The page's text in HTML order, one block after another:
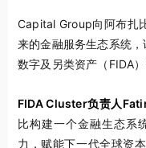
Capital Group向阿布扎
来的金融服务生态系统，
数字及另类资产（FIDA）
FIDA Cluster负责人
比构建一个金融生态系
力，赋能下一代全球资